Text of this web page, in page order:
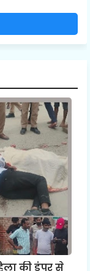
की डंपर से